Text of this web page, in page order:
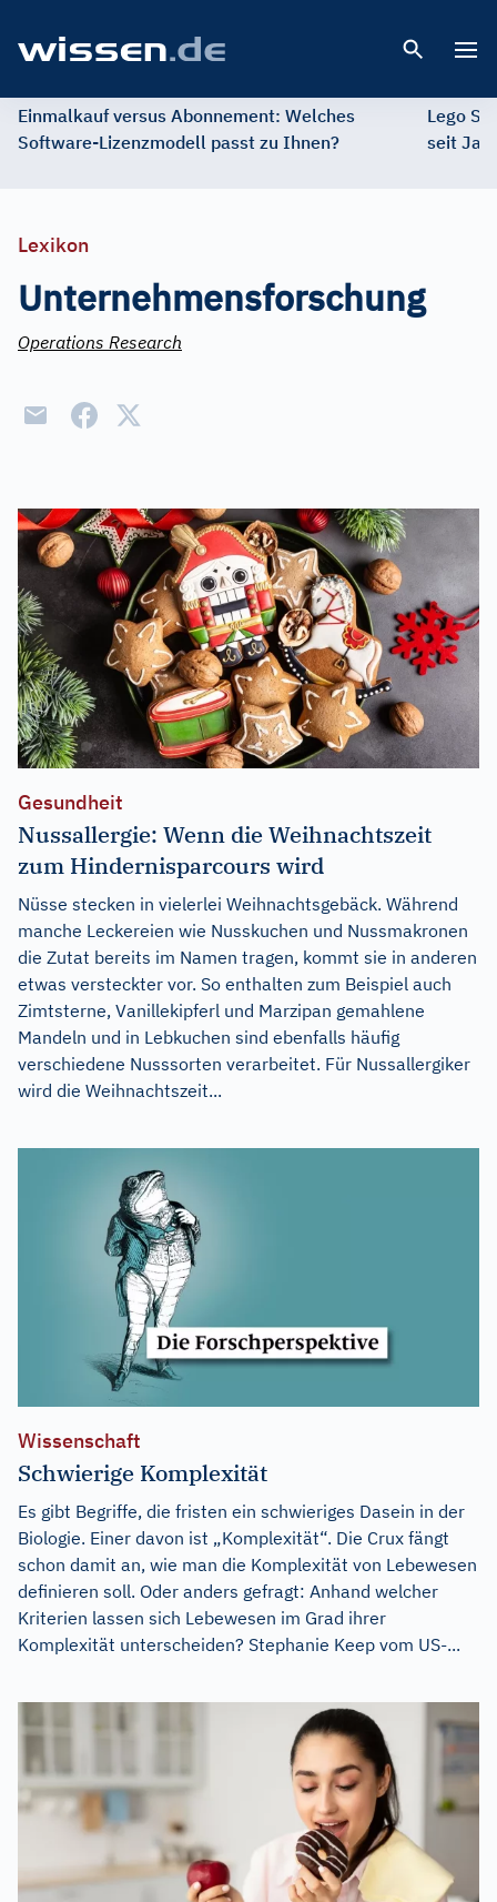
Einmalkauf versus Abonnement: Welches
Software-Lizenzmodell passt zu Ihnen?
Lego
seit
Lexikon
Unternehmensforschung
Operations Research
Gesundheit
Nussallergie: Wenn die Weihnachtszeit
zum Hindernisparcours wird
Nüsse stecken in vielerlei Weihnachtsgebäck. Während
manche Leckereien wie Nusskuchen und Nussmakronen
die Zutat bereits im Namen tragen, kommt sie in anderen
etwas versteckter vor. So enthalten zum Beispiel auch
Zimtsterne, Vanillekipferl und Marzipan gemahlene
Mandeln und in Lebkuchen sind ebenfalls häufig
verschiedene Nusssorten verarbeitet. Für Nussallergiker
wird die Weihnachtszeit...
Wissenschaft
Schwierige Komplexität
Es gibt Begriffe, die fristen ein schwieriges Dasein in der
Biologie. Einer davon ist „Komplexität“. Die Crux fängt
schon damit an, wie man die Komplexität von Lebewesen
definieren soll. Oder anders gefragt: Anhand welcher
Kriterien lassen sich Lebewesen im Grad ihrer
Komplexität unterscheiden? Stephanie Keep vom US-...